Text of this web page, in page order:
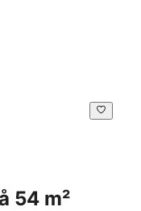
54 m²